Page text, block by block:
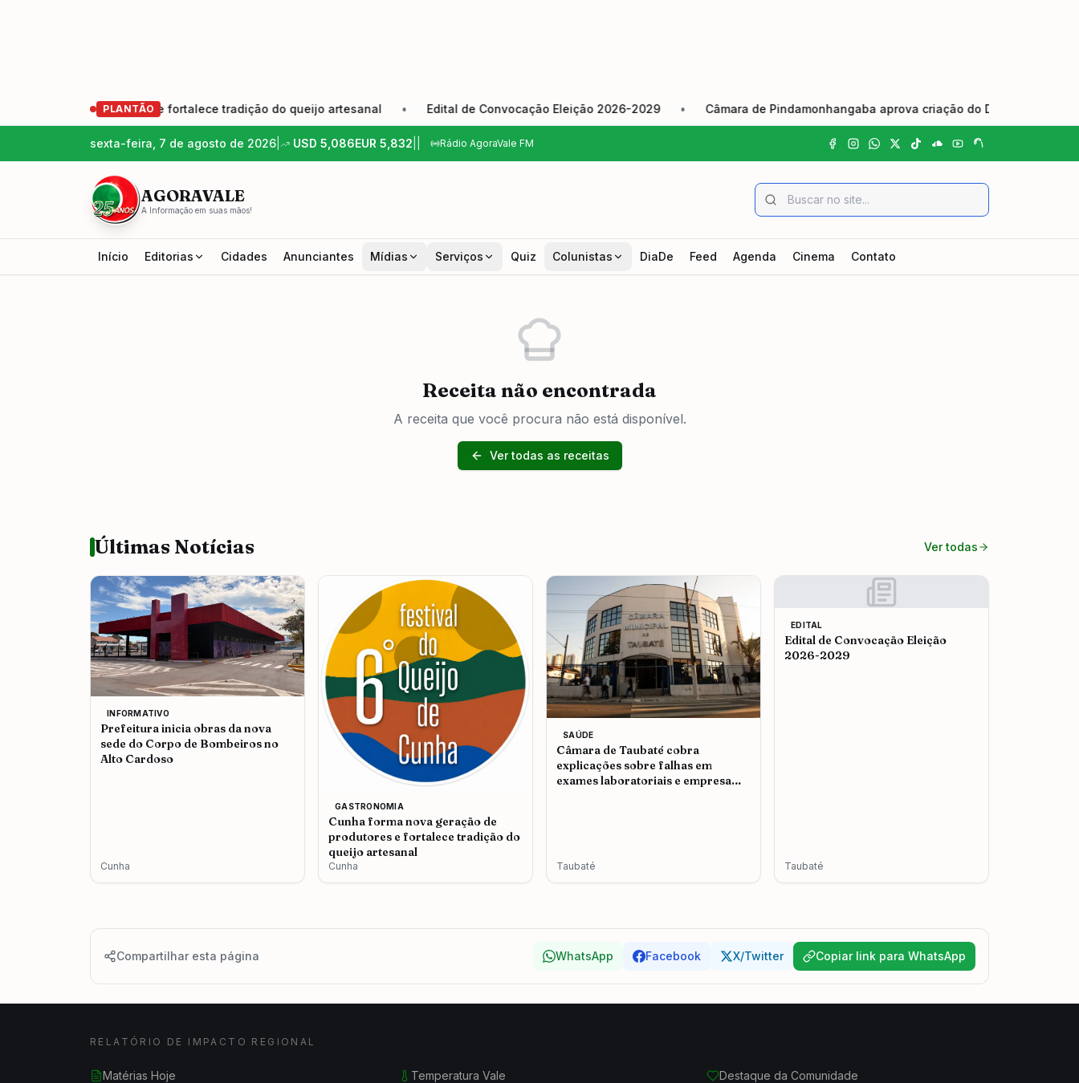
PLANTÃO
de produtores e fortalece tradição do queijo artesanal • Edital de Convocação Eleição 2026-2029 • Câmara de Pindamonhangaba aprova criação do Dia Municipal do
sexta-feira, 7 de agosto de 2026 USD 5,086EUR 5,832 Rádio AgoraVale FM
AGORAVALE
A Informação em suas mãos!
Início Editorias Cidades Anunciantes Mídias Serviços Quiz Colunistas DiaDe Feed Agenda Cinema Contato
Receita não encontrada
A receita que você procura não está disponível.
Ver todas as receitas
Últimas Notícias Ver todas
INFORMATIVO
Prefeitura inicia obras da nova
sede do Corpo de Bombeiros no
Alto Cardoso
Cunha
GASTRONOMIA
Cunha forma nova geração de
produtores e fortalece tradição do
queijo artesanal
Cunha
SAÚDE
Câmara de Taubaté cobra
explicações sobre falhas em
exames laboratoriais e empresa
Taubaté
EDITAL
Edital de Convocação Eleição
2026-2029
Taubaté
Compartilhar esta página WhatsApp Facebook X/Twitter Copiar link para WhatsApp
RELATÓRIO DE IMPACTO REGIONAL
Matérias Hoje Temperatura Vale
Destaque da Comunidade